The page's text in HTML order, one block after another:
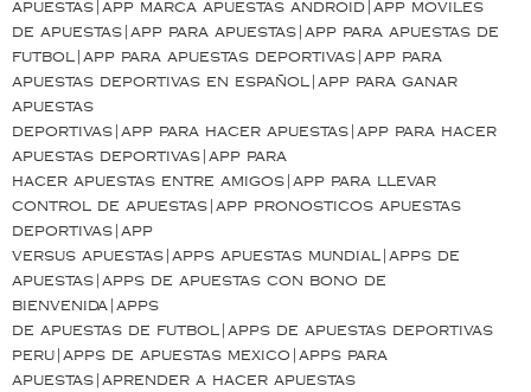
apuestas|app marca apuestas android|app moviles
de apuestas|app para apuestas|app para apuestas de
futbol|app para apuestas deportivas|app para
apuestas deportivas en español|app para ganar
apuestas
deportivas|app para hacer apuestas|app para hacer
apuestas deportivas|app para
hacer apuestas entre amigos|app para llevar
control de apuestas|app pronosticos apuestas
deportivas|app
versus apuestas|apps apuestas mundial|apps de
apuestas|apps de apuestas con bono de
bienvenida|apps
de apuestas de futbol|apps de apuestas deportivas
peru|apps de apuestas mexico|apps para
apuestas|aprender a hacer apuestas